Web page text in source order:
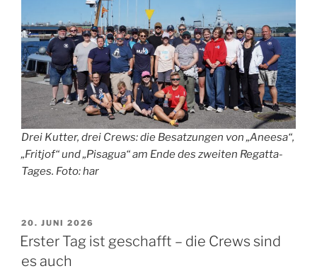
Drei Kutter, drei Crews: die Besatzungen von „Aneesa“,
„Fritjof“ und „Pisagua“ am Ende des zweiten Regatta-
Tages. Foto: har
VERÖFFENTLICHT
AM
20. JUNI 2026
Erster Tag ist geschafft – die Crews sind
es auch